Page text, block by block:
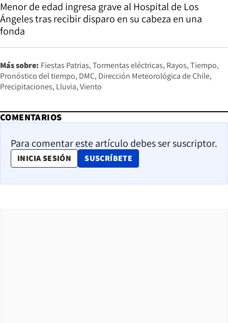
Menor de edad ingresa grave al Hospital de Los
Ángeles tras recibir disparo en su cabeza en una
fonda
Más sobre: Fiestas Patrias Tormentas eléctricas Rayos Tiempo
Pronóstico del tiempo DMC Dirección Meteorológica de Chile
Precipitaciones Lluvia Viento
COMENTARIOS
Para comentar este artículo debes ser suscriptor.
INICIA SESIÓN SUSCRÍBETE
OPENS IN NEW WINDOW